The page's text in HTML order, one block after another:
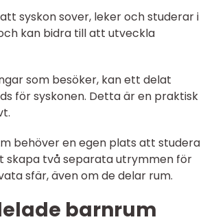
syskon sover, leker och studerar i
kan bidra till att utveckla
som besöker, kan ett delat
för syskonen. Detta är en praktisk
behöver en egen plats att studera
skapa två separata utrymmen för
sfär, även om de delar rum.
barnrum